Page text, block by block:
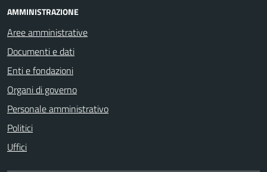
AMMINISTRAZIONE
Aree amministrative
Documenti e dati
Enti e fondazioni
Organi di governo
Personale amministrativo
Politici
Uffici